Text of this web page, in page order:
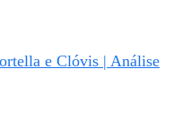
e Clóvis | Análise